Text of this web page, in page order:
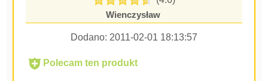
Wienczysław
Dodano: 2011-02-01 18:13:57
Polecam ten produkt